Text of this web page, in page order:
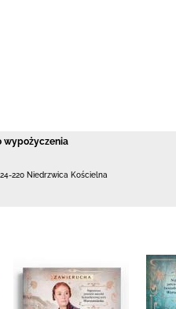
wypożyczenia
24-220 Niedrzwica Kościelna